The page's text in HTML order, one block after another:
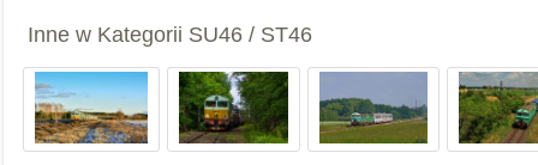
Inne w Kategorii SU46 / ST46